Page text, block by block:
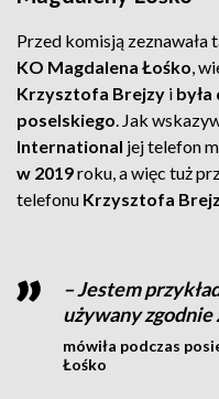
Przed komisją zeznawała
KO Magdalena Łośko,
Krzysztofa Brejzy i
poselskiego. Jak
International jej telefon
w 2019roku, a więc tuż
telefonu Krzysztofa
– Jestem
używany zgodnie
mówiła podczas
Łośko